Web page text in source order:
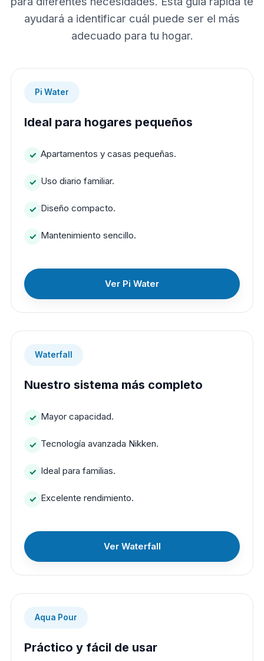
ayudará a identificar cuál puede ser el más
adecuado para tu hogar.
Pi Water
Ideal para hogares pequeños
Apartamentos y casas pequeñas.
Uso diario familiar.
Diseño compacto.
Mantenimiento sencillo.
Ver Pi Water
Waterfall
Nuestro sistema más completo
Mayor capacidad.
Tecnología avanzada Nikken.
Ideal para familias.
Excelente rendimiento.
Ver Waterfall
Aqua Pour
Práctico y fácil de usar